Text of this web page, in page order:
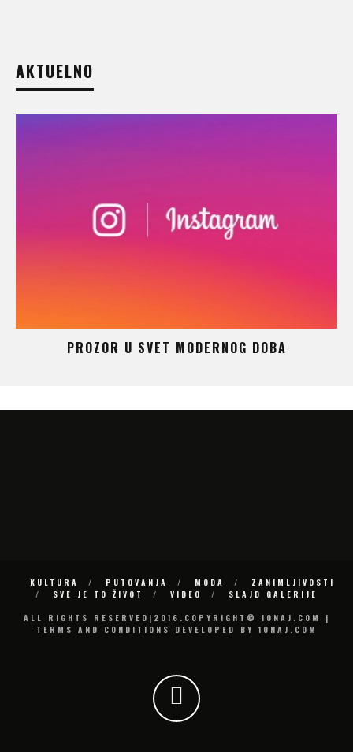
AKTUELNO
PROZOR U SVET MODERNOG DOBA
KULTURA PUTOVANJA MODA
ZANIMLJIVOSTI
SVE JE TO ŽIVOT
VIDEO
SLAJD GALERIJE
ALL RIGHTS RESERVED|2016.COPYRIGHT© 10NAJ.COM |
TERMS AND CONDITIONS DEVELOPED BY 10NAJ.COM